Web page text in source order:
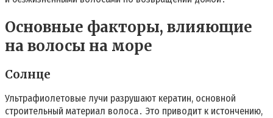
Основные факторы, влияющие
на волосы на море
Солнце
Ультрафиолетовые лучи разрушают кератин, основной
строительный материал волоса․ Это приводит к истончению,